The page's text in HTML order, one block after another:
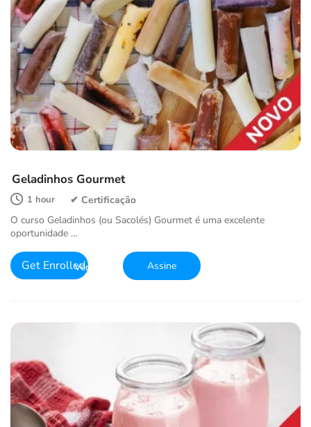
Geladinhos Gourmet
1 hour
O curso Geladinhos (ou Sacolés) Gourmet é uma excelente
oportunidade …
Get Enrolled